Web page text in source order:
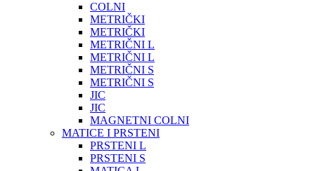
COLNI
METRIČKI
METRIČKI
METRIČNI L
METRIČNI L
METRIČNI S
METRIČNI S
JIC
JIC
MAGNETNI COLNI
MATICE I PRSTENI
PRSTENI L
PRSTENI S